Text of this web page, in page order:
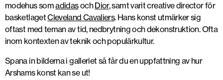
modehus somadidasochDior, samt varit creative director för
basketlagetCleveland Cavaliers. Hans konst utmärker sig
oftast med teman av tid, nedbrytning och dekonstruktion. Ofta
inom kontexten av teknik och populärkultur.
Spana in bilderna i galleriet så får du en uppfattning av hur
Arshams konst kan se ut!
"Connecting Time" från 2019 vittnar om stilen Arsham applicerat